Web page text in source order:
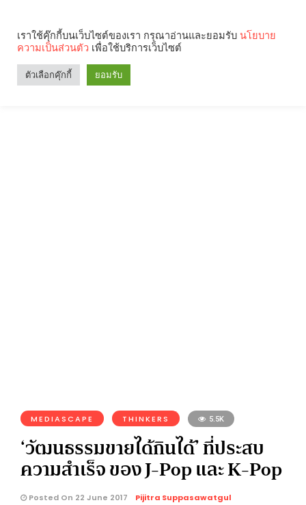
MEDIASCAPE THINKERS 5.5K
‘วัฒนธรรมขายได้กินได้’ ที่ประสบ
ความสำเร็จ ของ J-Pop และ K-Pop
Posted On 22 June 2017 Pijitra Suppasawatgul
เราใช้คุ๊กกี้บนเว็บไซต์ของเรา กรุณาอ่านและยอมรับ นโยบาย
ความเป็นส่วนตัว เพื่อใช้บริการเว็บไซต์
ตัวเลือกคุ๊กกี้ ยอมรับ